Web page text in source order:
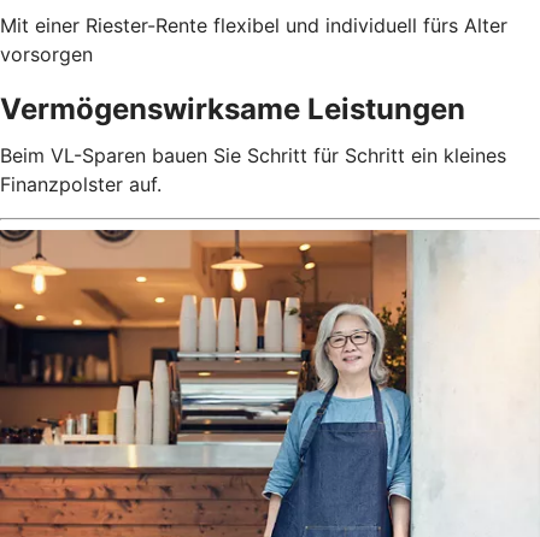
Mit einer Riester-Rente flexibel und individuell fürs Alter
vorsorgen
Vermögenswirksame Leistungen
Beim VL-Sparen bauen Sie Schritt für Schritt ein kleines
Finanzpolster auf.